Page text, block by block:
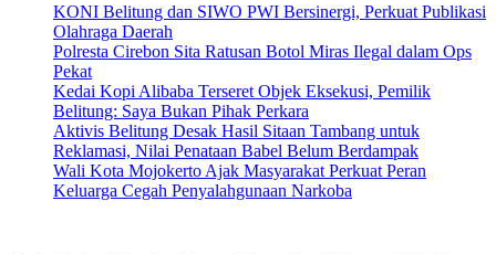
KONI Belitung dan SIWO PWI Bersinergi, Perkuat Publikasi
Olahraga Daerah
Polresta Cirebon Sita Ratusan Botol Miras Ilegal dalam Ops
Pekat
Kedai Kopi Alibaba Terseret Objek Eksekusi, Pemilik
Belitung: Saya Bukan Pihak Perkara
Aktivis Belitung Desak Hasil Sitaan Tambang untuk
Reklamasi, Nilai Penataan Babel Belum Berdampak
Wali Kota Mojokerto Ajak Masyarakat Perkuat Peran
Keluarga Cegah Penyalahgunaan Narkoba